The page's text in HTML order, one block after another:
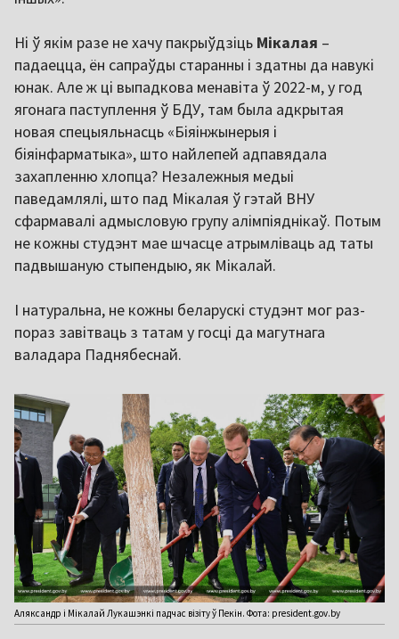
Ні ў якім разе не хачу пакрыўдзіць Мікалая –
падаецца, ён сапраўды старанны і здатны да навукі
юнак. Але ж ці выпадкова менавіта ў 2022-м, у год
ягонага паступлення ў БДУ, там была адкрытая
новая спецыяльнасць «Біяінжынерыя і
біяінфарматыка», што найлепей адпавядала
захапленню хлопца? Незалежныя медыі
паведамлялі, што пад Мікалая ў гэтай ВНУ
сфармавалі адмысловую групу алімпіяднікаў. Потым
не кожны студэнт мае шчасце атрымліваць ад таты
падвышаную стыпендыю, як Мікалай.
І натуральна, не кожны беларускі студэнт мог раз-
пораз завітваць з татам у госці да магутнага
валадара Паднябеснай.
Аляксандр і Мікалай Лукашэнкі падчас візіту ў Пекін. Фота: president.gov.by